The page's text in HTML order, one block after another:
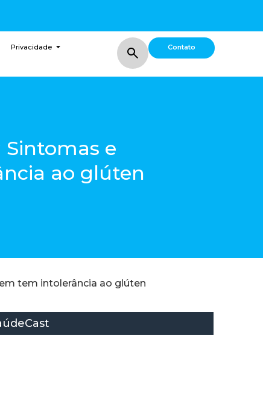
Privacidade Contato
Sintomas e
ao glúten
tem intolerância ao glúten